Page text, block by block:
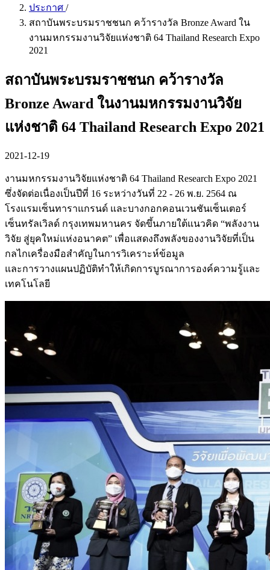
ประกาศ /
สถาบันพระบรมราชชนก คว้ารางวัล Bronze Award ใน
งานมหกรรมงานวิจัยแห่งชาติ 64 Thailand Research Expo
2021
สถาบันพระบรมราชชนก คว้ารางวัล
Bronze Award ในงานมหกรรมงานวิจัย
แห่งชาติ 64 Thailand Research Expo 2021
2021-12-19
งานมหกรรมงานวิจัยแห่งชาติ 64 Thailand Research Expo 2021
ซึ่งจัดต่อเนื่องเป็นปีที่ 16 ระหว่างวันที่ 22 - 26 พ.ย. 2564 ณ
โรงแรมเซ็นทาราแกรนด์ และบางกอกคอนเวนชันเซ็นเตอร์
เซ็นทรัลเวิลด์ กรุงเทพมหานคร จัดขึ้นภายใต้แนวคิด “พลังงาน
วิจัย สู่ยุคใหม่แห่งอนาคต” เพื่อแสดงถึงพลังของงานวิจัยที่เป็น
กลไกเครื่องมือสำคัญในการวิเคราะห์ข้อมูล
และการวางแผนปฏิบัติทำให้เกิดการบูรณาการองค์ความรู้และ
เทคโนโลยี